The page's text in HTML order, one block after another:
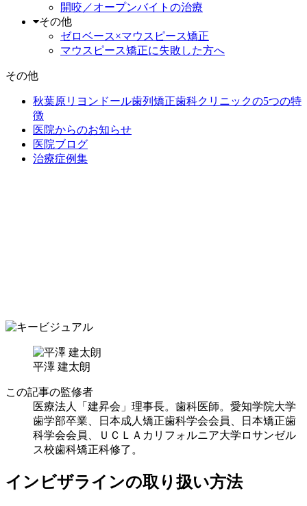
開咬／オープンバイトの治療
その他
ゼロベース×マウスピース矯正
マウスピース矯正に失敗した方へ
その他
秋葉原リヨンドール歯列矯正歯科クリニックの5つの特
徴
医院からのお知らせ
医院ブログ
治療症例集
平澤 建太朗
この記事の監修者
医療法人「建昇会」理事長。歯科医師。愛知学院大学
歯学部卒業、日本成人矯正歯科学会会員、日本矯正歯
科学会会員、ＵＣＬＡカリフォルニア大学ロサンゼル
ス校歯科矯正科修了。
インビザラインの取り扱い方法